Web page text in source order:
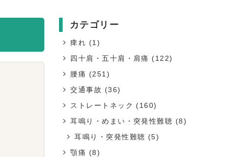
カテゴリー
痺れ (1)
四十肩・五十肩・肩痛 (122)
腰痛 (251)
交通事故 (36)
ストレートネック (160)
耳鳴り・めまい・突発性難聴 (8)
耳鳴り・突発性難聴 (5)
顎痛 (8)